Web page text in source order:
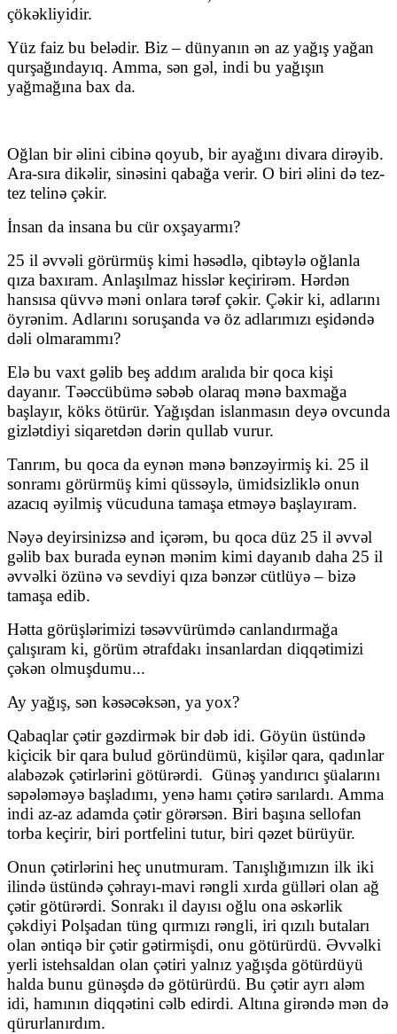
çökəkliyidir.
Yüz faiz bu belədir. Biz – dünyanın ən az yağış yağan
qurşağındayıq. Amma, sən gəl, indi bu yağışın
yağmağına bax da.
Oğlan bir əlini cibinə qoyub, bir ayağını divara dirəyib.
Ara-sıra dikəlir, sinəsini qabağa verir. O biri əlini də tez-
tez telinə çəkir.
İnsan da insana bu cür oxşayarmı?
25 il əvvəli görürmüş kimi həsədlə, qibtəylə oğlanla
qıza baxıram. Anlaşılmaz hisslər keçirirəm. Hərdən
hansısa qüvvə məni onlara tərəf çəkir. Çəkir ki, adlarını
öyrənim. Adlarını soruşanda və öz adlarımızı eşidəndə
dəli olmarammı?
Elə bu vaxt gəlib beş addım aralıda bir qoca kişi
dayanır. Təəccübümə səbəb olaraq mənə baxmağa
başlayır, köks ötürür. Yağışdan islanmasın deyə ovcunda
gizlətdiyi siqaretdən dərin qullab vurur.
Tanrım, bu qoca da eynən mənə bənzəyirmiş ki. 25 il
sonramı görürmüş kimi qüssəylə, ümidsizliklə onun
azacıq əyilmiş vücuduna tamaşa etməyə başlayıram.
Nəyə deyirsinizsə and içərəm, bu qoca düz 25 il əvvəl
gəlib bax burada eynən mənim kimi dayanıb daha 25 il
əvvəlki özünə və sevdiyi qıza bənzər cütlüyə – bizə
tamaşa edib.
Hətta görüşlərimizi təsəvvürümdə canlandırmağa
çalışıram ki, görüm ətrafdakı insanlardan diqqətimizi
çəkən olmuşdumu...
Ay yağış, sən kəsəcəksən, ya yox?
Qabaqlar çətir gəzdirmək bir dəb idi. Göyün üstündə
kiçicik bir qara bulud göründümü, kişilər qara, qadınlar
alabəzək çətirlərini götürərdi. Günəş yandırıcı şüalarını
səpələməyə başladımı, yenə hamı çətirə sarılardı. Amma
indi az-az adamda çətir görərsən. Biri başına sellofan
torba keçirir, biri portfelini tutur, biri qəzet bürüyür.
Onun çətirlərini heç unutmuram. Tanışlığımızın ilk iki
ilində üstündə çəhrayı-mavi rəngli xırda gülləri olan ağ
çətir götürərdi. Sonrakı il dayısı oğlu ona əskərlik
çəkdiyi Polşadan tüng qırmızı rəngli, iri qızılı butaları
olan əntiqə bir çətir gətirmişdi, onu götürürdü. Əvvəlki
yerli istehsaldan olan çətiri yalnız yağışda götürdüyü
halda bunu günəşdə də götürürdü. Bu çətir ayrı aləm
idi, hamının diqqətini cəlb edirdi. Altına girəndə mən də
qürurlanırdım.